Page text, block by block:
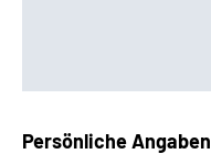
Persönliche Angaben